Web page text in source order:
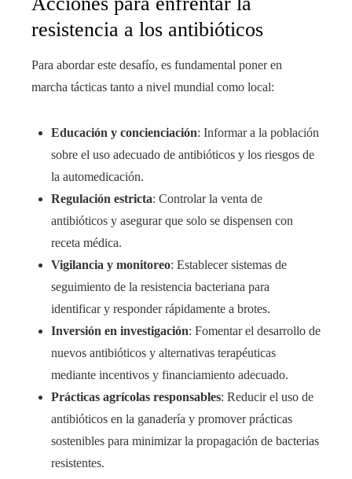
resistencia a los antibióticos
Para abordar este desafío, es fundamental poner en
marcha tácticas tanto a nivel mundial como local:
Educación y concienciación: Informar a la población
sobre el uso adecuado de antibióticos y los riesgos de
la automedicación.
Regulación estricta: Controlar la venta de
antibióticos y asegurar que solo se dispensen con
receta médica.
Vigilancia y monitoreo: Establecer sistemas de
seguimiento de la resistencia bacteriana para
identificar y responder rápidamente a brotes.
Inversión en investigación: Fomentar el desarrollo de
nuevos antibióticos y alternativas terapéuticas
mediante incentivos y financiamiento adecuado.
Prácticas agrícolas responsables: Reducir el uso de
antibióticos en la ganadería y promover prácticas
sostenibles para minimizar la propagación de bacterias
resistentes.